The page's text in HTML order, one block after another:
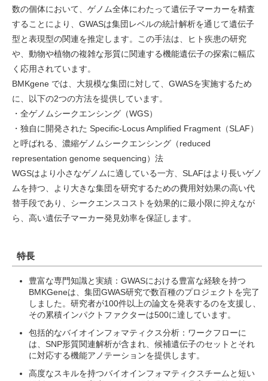
数の個体において、ゲノム全体にわたって遺伝子マーカーを精査
することにより、GWASは集団レベルの統計解析を通じて遺伝子
型と表現型の関連を推定します。この手法は、ヒト疾患の研究
や、動物や植物の複雑な形質に関連する機能遺伝子の探索に幅広
く応用されています。
BMKgene では、大規模な集団に対して、GWASを実施するため
に、以下の2つの方法を提供しています。
・全ゲノムシークエンシング（WGS）
・独自に開発された Specific-Locus Amplified Fragment（SLAF）
と呼ばれる、濃縮ゲノムシークエンシング（reduced
representation genome sequencing）法
WGSはより小さなゲノムに適している一方、SLAFはより長いゲノ
ムを持つ、より大きな集団を研究するための費用対効果の高い代
替手段であり、シークエンスコストを効果的に最小限に抑えなが
ら、高い遺伝子マーカー発見効率を保証します。
特長
豊富な専門知識と実績：GWASにおける豊富な経験を持つ
BMKGeneは、集団GWAS研究で数百種のプロジェクトを完了
しました。研究者が100件以上の論文を発表するのを支援し、
その累積インパクトファクターは500に達しています。
包括的なバイオインフォマティクス分析：ワークフローに
は、SNP形質関連解析が含まれ、候補遺伝子のセットとそれ
に対応する機能アノテーションを提供します。
高度なスキルを持つバイオインフォマティクスチームと短い